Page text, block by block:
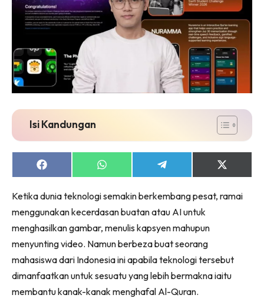
Isi Kandungan
Share
on
Share
on
Share
on
Share
on
(Twitter)
Ketika dunia teknologi semakin berkembang pesat, ramai
menggunakan kecerdasan buatan atau AI untuk
menghasilkan gambar, menulis kapsyen mahupun
menyunting video. Namun berbeza buat seorang
mahasiswa dari Indonesia ini apabila teknologi tersebut
dimanfaatkan untuk sesuatu yang lebih bermakna iaitu
membantu kanak-kanak menghafal Al-Quran.